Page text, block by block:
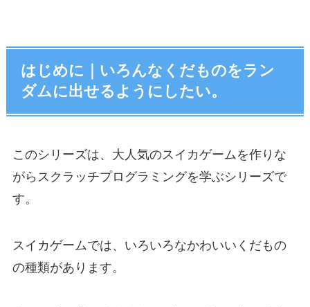
はじめに｜いろんなくだものをラン
ダムに出せるようにしたい。
このシリーズは、大人気のスイカゲームを作りな
がらスクラッチプログラミングを学ぶシリーズで
す。
スイカゲームでは、いろいろなかわいいくだもの
の種類があります。